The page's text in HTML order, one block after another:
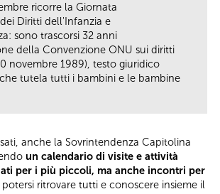
ricorre la Giornata
Diritti dell'Infanzia e
sono trascorsi 32 anni
della Convenzione ONU sui diritti
novembre 1989), testo giuridico
tutela tutti i bambini e le bambine
anche la Sovrintendenza Capitolina
un calendario di visite e attività
per i più piccoli, ma anche incontri per
ritrovare tutti e conoscere insieme il